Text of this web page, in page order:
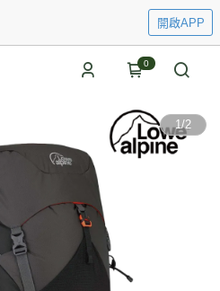
開啟APP
0
1/2